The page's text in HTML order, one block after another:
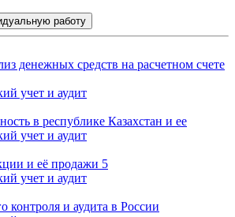
работу
денежных средств на расчетном счете
учет и аудит
в республике Казахстан и ее
учет и аудит
и её продажи 5
учет и аудит
контроля и аудита в России